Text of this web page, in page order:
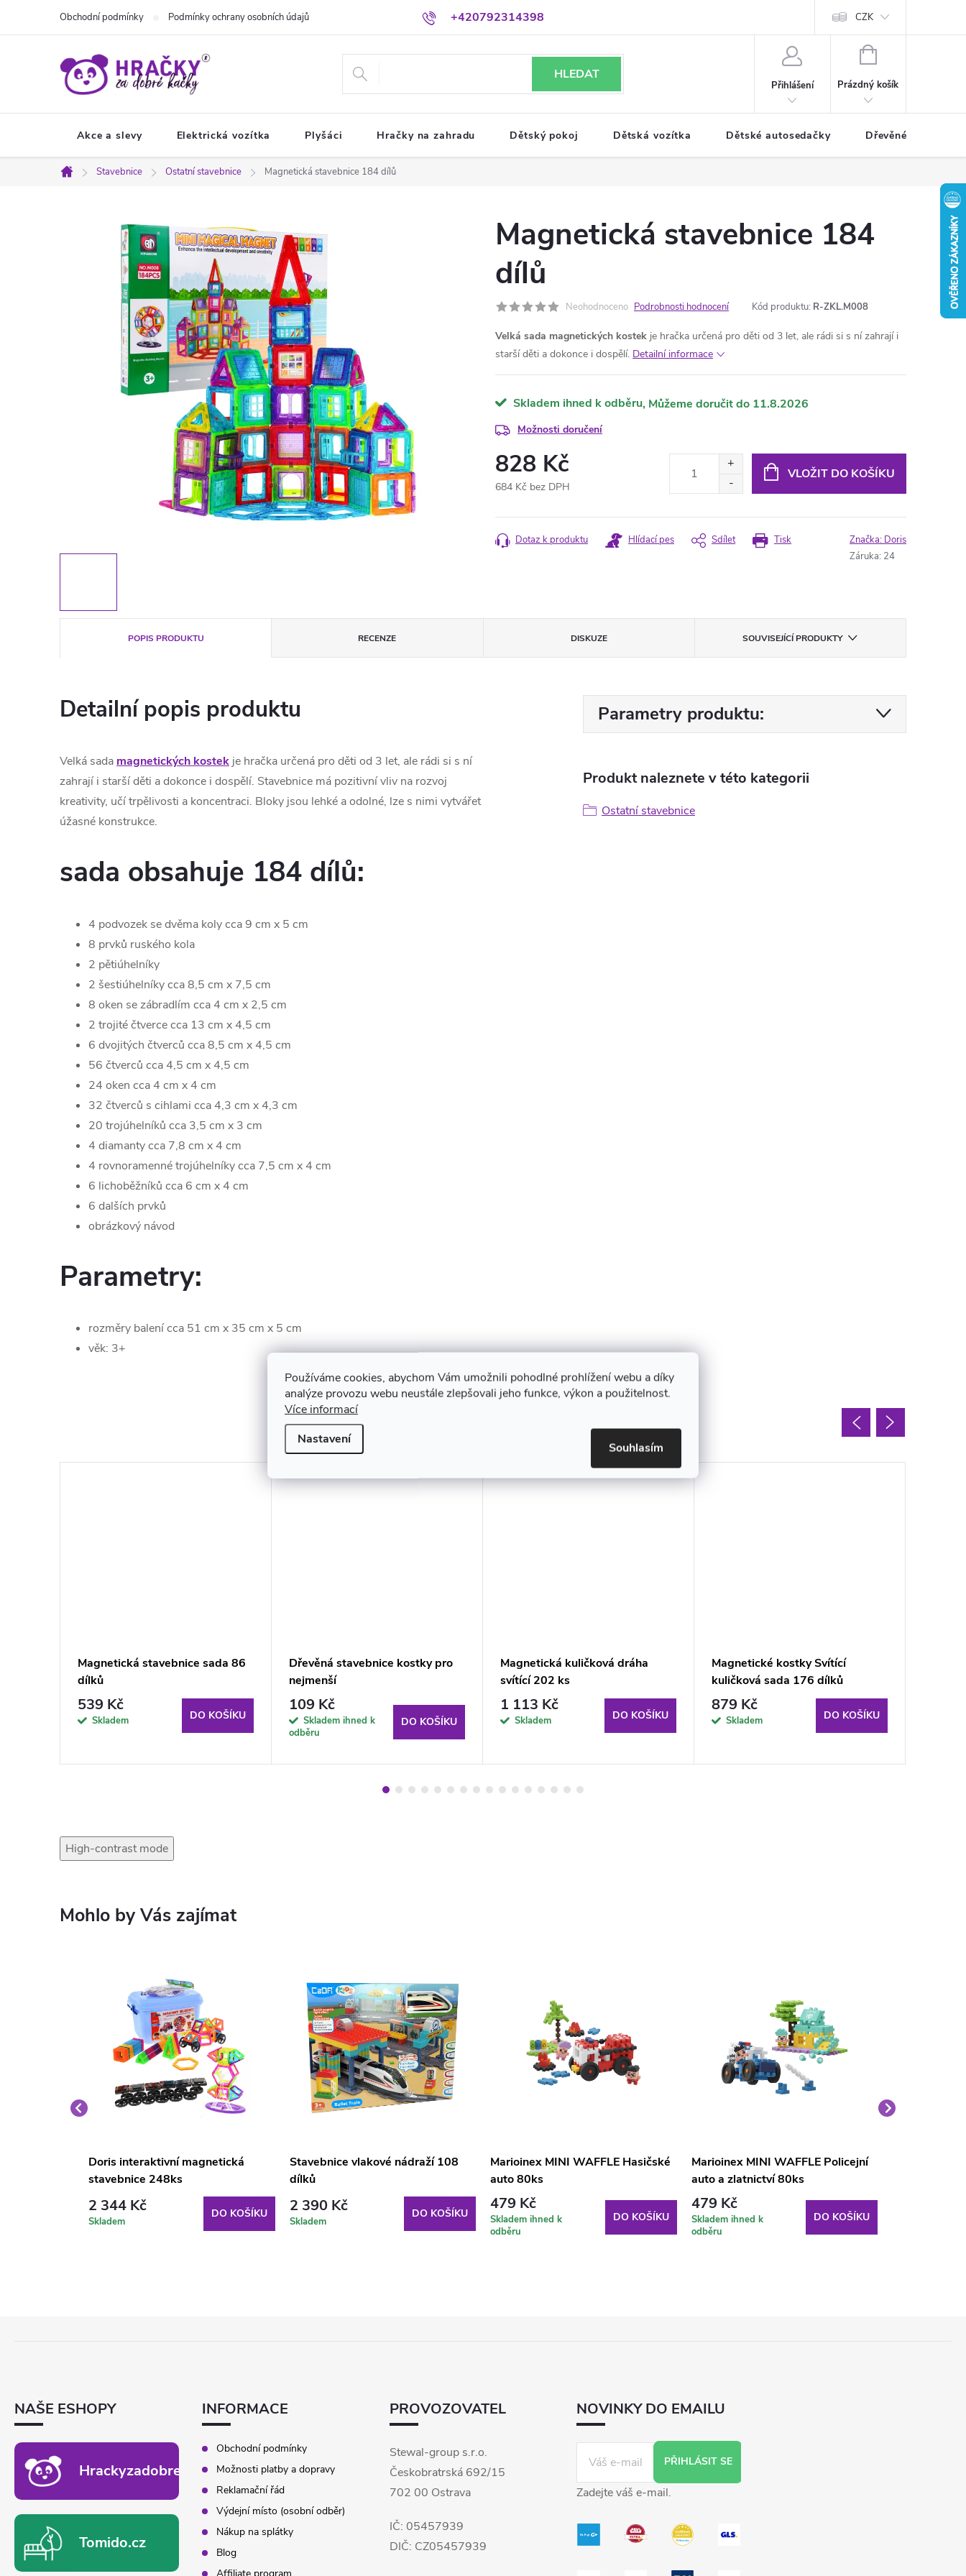
Používáme cookies, abychom Vám umožnili pohodlné prohlížení webu a díky
analýze provozu webu neustále zlepšovali jeho funkce, výkon a použitelnost.
Více informací
Nastavení
Souhlasím
+420792314398
Obchodní podmínky Podmínky ochrany osobních údajů CZK
HLEDAT
Přihlášení
NÁKUPNÍ
Prázdný košík
Akce a slevy Elektrická vozítka Plyšáci Hračky na zahradu Dětský pokoj Dětská vozítka Dětské autosedačky Dřevěné hračky
Domů
Stavebnice Ostatní stavebnice Magnetická stavebnice 184 dílů
Magnetická stavebnice 184
dílů
Neohodnoceno Podrobnosti hodnocení Kód produktu: R-ZKL.M008
Velká sada magnetických kostek je hračka určená pro děti od 3 let, ale rádi si s ní zahrají i
starší děti a dokonce i dospělí. Detailní informace
Skladem ihned k odběru 11.8.2026
Možnosti doručení
828 Kč
684 Kč bez DPH
cena:
VLOŽIT DO KOŠÍKU
Tisk
Dotaz k produktu Hlídací pes Sdílet Značka: Doris
Záruka: 24
POPIS PRODUKTU RECENZE DISKUZE SOUVISEJÍCÍ PRODUKTY
Detailní popis produktu
Velká sada magnetických kostek je hračka určená pro děti od 3 let, ale rádi si s ní
zahrají i starší děti a dokonce i dospělí. Stavebnice má pozitivní vliv na rozvoj
kreativity, učí trpělivosti a koncentraci. Bloky jsou lehké a odolné, lze s nimi vytvářet
úžasné konstrukce.
sada obsahuje 184 dílů:
4 podvozek se dvěma koly cca 9 cm x 5 cm
8 prvků ruského kola
2 pětiúhelníky
2 šestiúhelníky cca 8,5 cm x 7,5 cm
8 oken se zábradlím cca 4 cm x 2,5 cm
2 trojité čtverce cca 13 cm x 4,5 cm
6 dvojitých čtverců cca 8,5 cm x 4,5 cm
56 čtverců cca 4,5 cm x 4,5 cm
24 oken cca 4 cm x 4 cm
32 čtverců s cihlami cca 4,3 cm x 4,3 cm
20 trojúhelníků cca 3,5 cm x 3 cm
4 diamanty cca 7,8 cm x 4 cm
4 rovnoramenné trojúhelníky cca 7,5 cm x 4 cm
6 lichoběžníků cca 6 cm x 4 cm
6 dalších prvků
obrázkový návod
Parametry:
rozměry balení cca 51 cm x 35 cm x 5 cm
věk: 3+
Parametry produktu:
Produkt naleznete v této kategorii
Ostatní stavebnice
K tomuto produktu doporučujeme ještě dokoupit
Magnetická stavebnice sada 86
dílků
539 Kč
Skladem DO KOŠÍKU
Dřevěná stavebnice kostky pro
nejmenší
109 Kč
Skladem ihned k
odběru
DO KOŠÍKU
Magnetická kuličková dráha
svítící 202 ks
1 113 Kč
Skladem DO KOŠÍKU
Magnetické kostky Svítící
kuličková sada 176 dílků
879 Kč
Skladem DO KOŠÍKU
High-contrast mode
Doris interaktivní magnetická
stavebnice 248ks
2 344 Kč
Skladem
DO KOŠÍKU
Stavebnice vlakové nádraží 108
dílků
2 390 Kč
Skladem
DO KOŠÍKU
Marioinex MINI WAFFLE Hasičské
auto 80ks
479 Kč
Skladem ihned k
odběru
DO KOŠÍKU
Marioinex MINI WAFFLE Policejní
auto a zlatnictví 80ks
479 Kč
Skladem ihned k
odběru
DO KOŠÍKU
NAŠE ESHOPY
Hrackyzadobrekacky.cz
Tomido.cz
INFORMACE
Obchodní podmínky
Možnosti platby a dopravy
Reklamační řád
Výdejní místo (osobní odběr)
Nákup na splátky
Blog
PROVOZOVATEL
Stewal-group s.r.o.
Českobratrská 692/15
702 00 Ostrava
IČ: 05457939
DIČ: CZ05457939
NOVINKY DO EMAILU
PŘIHLÁSIT SE
Zadejte váš e-mail.